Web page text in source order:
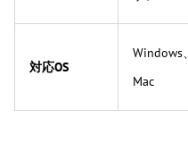
対応OS
Windows、
Mac